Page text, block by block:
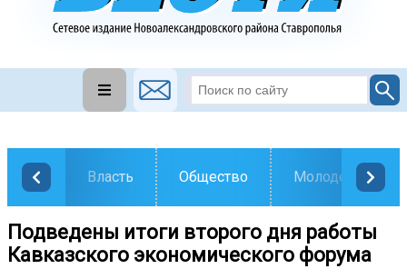
Власть Общество Молодежь
Подведены итоги второго дня работы
Кавказского экономического форума